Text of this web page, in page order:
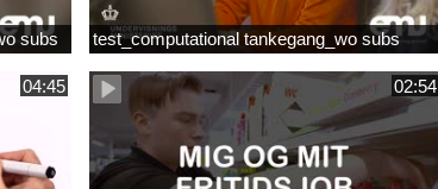
subs test_computational tankegang_wo subs
04:45 02:54